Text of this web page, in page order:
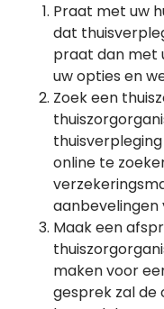
Praat met uw
dat
praat dan met
uw opties en
Zoek een
online te
aanbevelingen
Maak een
maken voor
gesprek zal de